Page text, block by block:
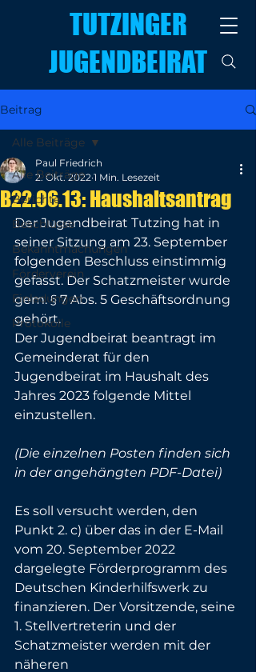
TUTZINGER
JUGENDBEIRAT
Beitrag
Alle Beiträge
Berichte
Beschlüsse
Bekanntmachungen
Förderverein
Einladungen
Protokolle
Alle Beiträge
B22.06.13: Haushaltsantrag
Paul Friedrich
2. Okt. 2022 1 Min. Lesezeit
Der Jugendbeirat Tutzing hat in
seiner Sitzung am 23. September
folgenden Beschluss einstimmig
gefasst. Der Schatzmeister wurde
gem. § 7 Abs. 5 Geschäftsordnung
gehört.
Der Jugendbeirat beantragt im
Gemeinderat für den
Jugendbeirat im Haushalt des
Jahres 2023 folgende Mittel
einzustellen.
(Die einzelnen Posten finden sich
in der angehängten PDF-Datei)
Es soll versucht werden, den
Punkt 2. c) über das in der E-Mail
vom 20. September 2022
dargelegte Förderprogramm des
Deutschen Kinderhilfswerk zu
finanzieren. Der Vorsitzende, seine
1. Stellvertreterin und der
Schatzmeister werden mit der
näheren